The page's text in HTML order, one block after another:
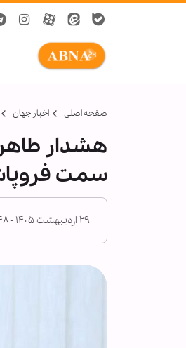
صفحه اصلی اخبار جهان
هشدار
سمت
۲۹ اردیبهشت ۱۴۰۵ - ۱۵:۴۸